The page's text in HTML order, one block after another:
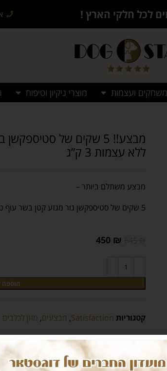
לכל חלקי הארץ !
ועצמות מוצרי ניקיון וטיפוח
מבצע!! 5 שקים של
ללא עצמות 3 ק”ג
מבצע משתלם ביותר –
5 שקים של סטיספקשן גור מגזע קטן בשר עוף טרי ללא עצמות 3 ק”ג עכשיו במחיר מיוחד
450 ₪
הוספה
קטגוריות Satisfaction
, מבצעים, מזון לכלבים